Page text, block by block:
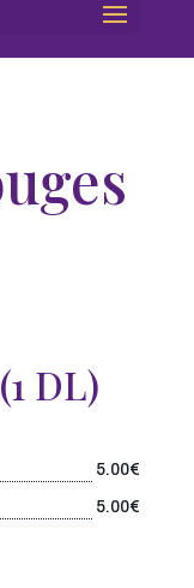
DL)
5.00€
5.00€